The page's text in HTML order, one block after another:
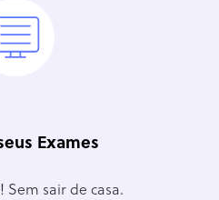
Exames
sair de casa.